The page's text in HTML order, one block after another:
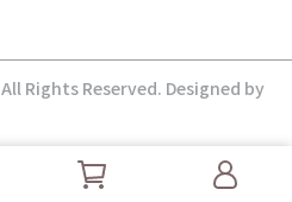
All Rights Reserved. Designed by